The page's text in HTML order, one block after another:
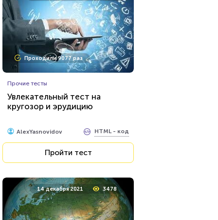
Проходили 74649 раз
Тест на умственную
отсталость
Пройти тест
1 февраля 2022 8741
Проходили 9077 раз
Прочие тесты
Увлекательный тест на
кругозор и эрудицию
AlexYasnovidov HTML - код
Пройти тест
14 декабря 2021 3478